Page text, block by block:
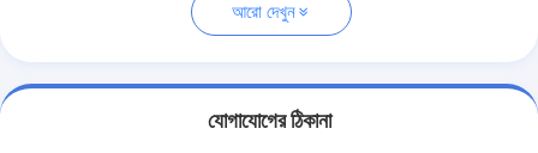
আরো দেখুন
যোগাযোগের ঠিকানা